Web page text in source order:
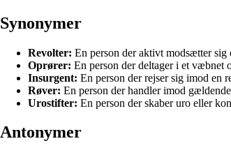
Synonymer
Revolter: En person der aktivt modsætter
Oprører: En person der deltager i et væbnet
Insurgent: En person der rejser sig imod en
Røver: En person der handler imod
Urostifter: En person der skaber uro eller
Antonymer